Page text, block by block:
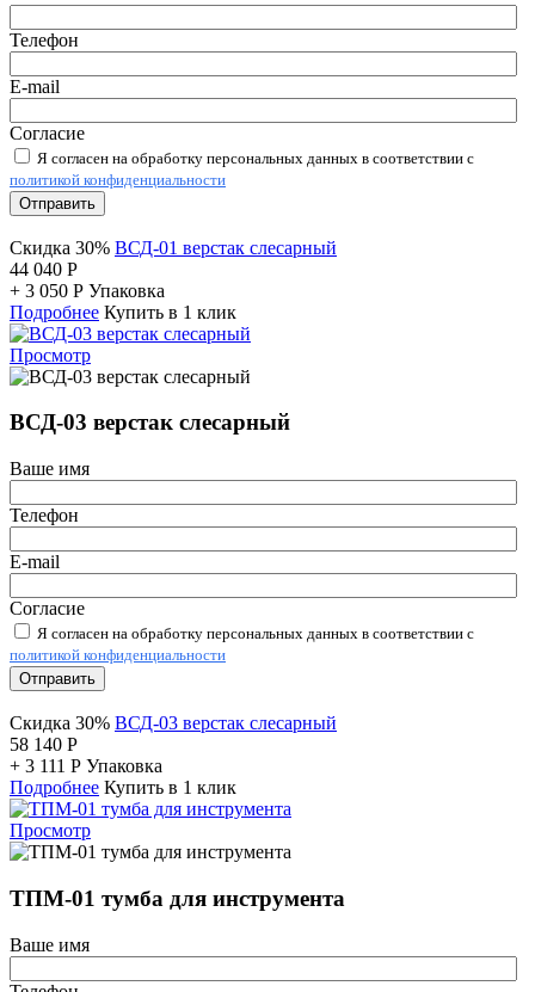
Телефон
E-mail
Согласие
Я согласен на обработку персональных данных в соответствии с
политикой конфиденциальности
Отправить
Скидка 30% ВСД-01 верстак слесарный
44 040 Р
+ 3 050 Р Упаковка
Подробнее Купить в 1 клик
Просмотр
ВСД-03 верстак слесарный
Ваше имя
Телефон
E-mail
Согласие
Я согласен на обработку персональных данных в соответствии с
политикой конфиденциальности
Отправить
Скидка 30% ВСД-03 верстак слесарный
58 140 Р
+ 3 111 Р Упаковка
Подробнее Купить в 1 клик
Просмотр
ТПМ-01 тумба для инструмента
Ваше имя